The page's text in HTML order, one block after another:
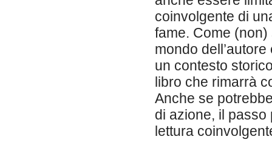
coinvolgente di
fame. Come
mondo
un contesto
libro che rimarrà
Anche se
di azione, il
lettura